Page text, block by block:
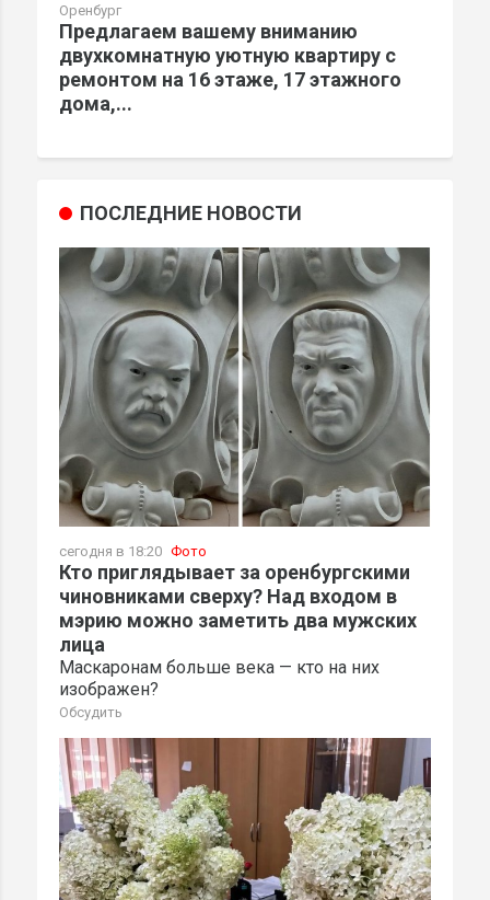
Оренбург
Предлагаем вашему вниманию
двухкомнатную уютную квартиру с
ремонтом на 16 этаже, 17 этажного
дома,...
ПОСЛЕДНИЕ НОВОСТИ
сегодня в 18:20 Фото
Кто приглядывает за оренбургскими
чиновниками сверху? Над входом в
мэрию можно заметить два мужских
лица
Маскаронам больше века — кто на них
изображен?
Обсудить